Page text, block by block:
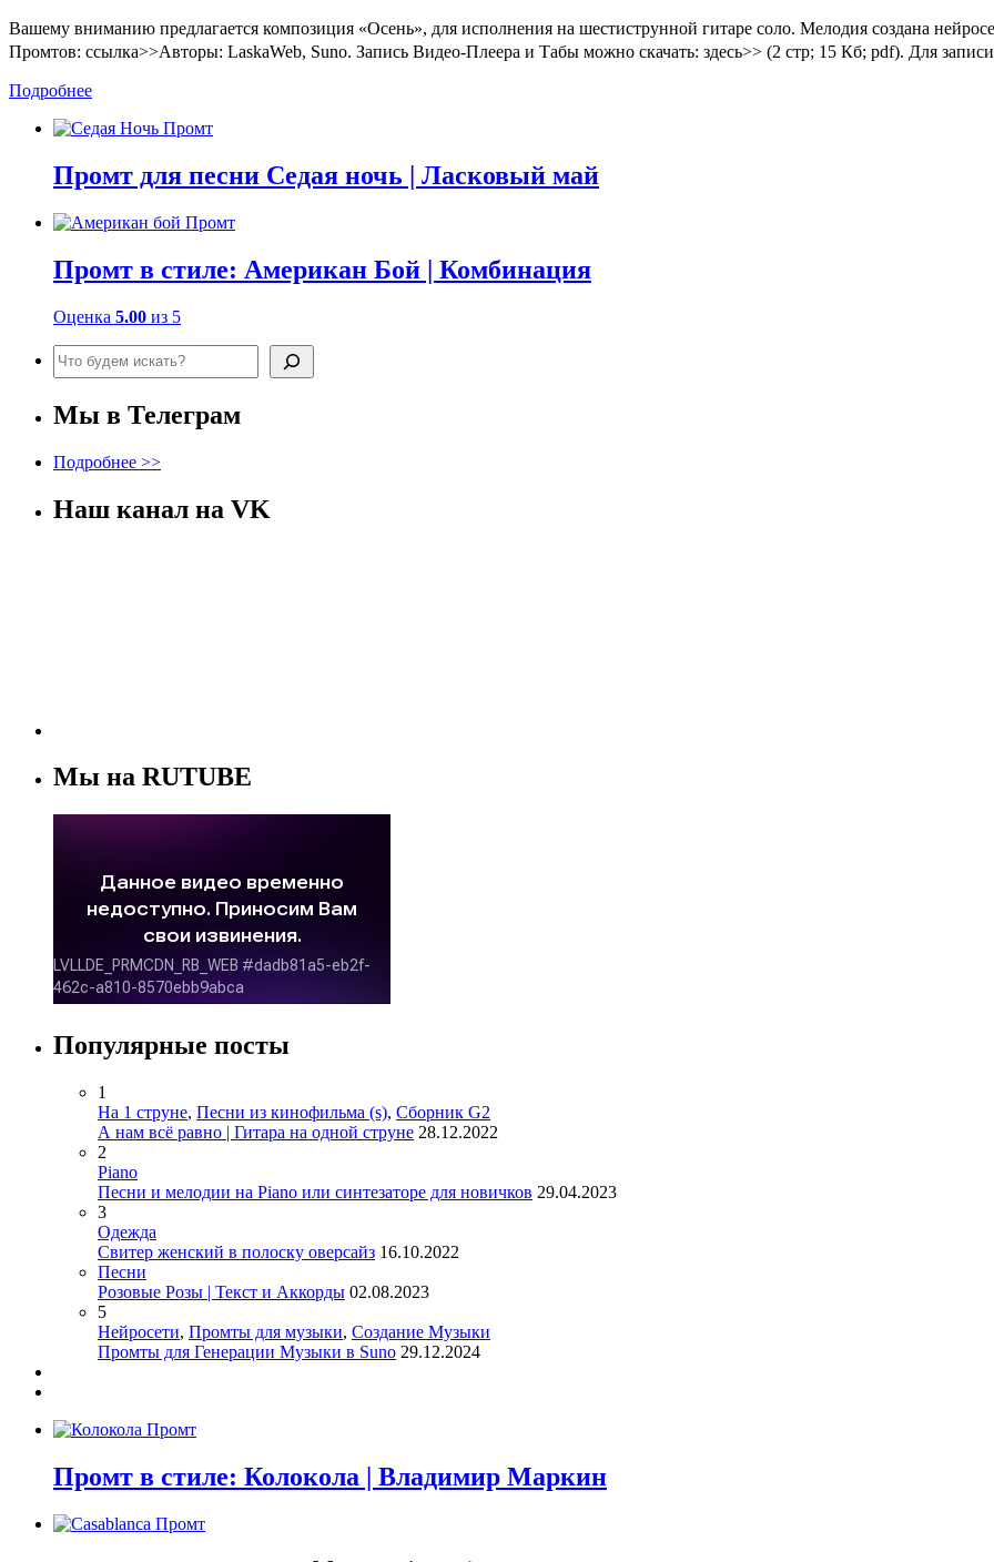
Вашему вниманию предлагается композиция «Осень», для исполнения на шестиструнной гитаре соло. Мелодия создана
Промтов: ссылка>>Авторы: LaskaWeb, Suno. Запись Видео-Плеера и Табы можно скачать: здесь>> (2 стр; 15 Кб; pdf). Для
Подробнее
Промт для песни Седая ночь | Ласковый май
Промт в стиле: Американ Бой | Комбинация
Оценка 5.00 из 5
Поиск
Мы в Телеграм
Подробнее >>
Наш канал на VK
Мы на RUTUBE
Популярные посты
1
На 1 струне, Песни из кинофильма (s), Сборник G2
А нам всё равно | Гитара на одной струне 28.12.2022
2
Piano
Песни и мелодии на Piano или синтезаторе для новичков 29.04.2023
3
Одежда
Свитер женский в полоску оверсайз 16.10.2022
Песни
Розовые Розы | Текст и Аккорды 02.08.2023
5
Нейросети, Промты для музыки, Создание Музыки
Промты для Генерации Музыки в Suno 29.12.2024
Промт в стиле: Колокола | Владимир Маркин